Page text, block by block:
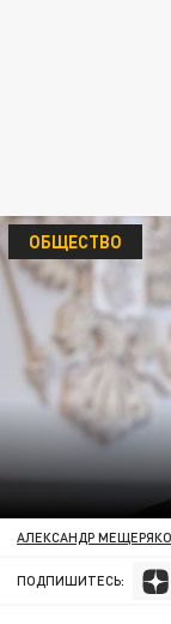
ОБЩЕСТВО
АЛЕКСАНДР
ПОДПИШИТЕСЬ: